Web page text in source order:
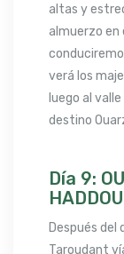
altas y
almuerzo en
verá los
luego al
destino
Día 9:
Después del
Taroudant